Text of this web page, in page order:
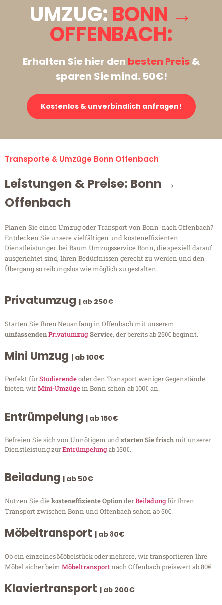
UMZUG: BONN →
OFFENBACH:
Erhalten Sie hier den besten Preis&
sparen Sie mind. 50€!
Kostenlos & unverbindlich anfragen!
Transporte & Umzüge Bonn Offenbach
Leistungen & Preise: Bonn →
Offenbach
Planen Sie einen Umzug oder Transport von Bonn nach Offenbach?
Entdecken Sie unsere vielfältigen und kosteneffizienten
Dienstleistungen bei Baum Umzugsservice Bonn, die speziell darauf
ausgerichtet sind, Ihren Bedürfnissen gerecht zu werden und den
Übergang so reibungslos wie möglich zu gestalten.
Privatumzug | ab 250€
Starten Sie Ihren Neuanfang in Offenbach mit unserem
umfassendenPrivatumzugService, der bereits ab 250€ beginnt.
Mini Umzug | ab 100€
Perfekt fürStudierendeoder den Transport weniger Gegenstände
bieten wirMini-Umzügein Bonn schon ab 100€ an.
Entrümpelung | ab 150€
Befreien Sie sich von Unnötigem undstarten Sie frischmit unserer
Dienstleistung zurEntrümpelungab 150€.
Beiladung | ab 50€
Nutzen Sie diekosteneffiziente OptionderBeiladungfür Ihren
Transport zwischen Bonn und Offenbach schon ab 50€.
Möbeltransport | ab 80€
Ob ein einzelnes Möbelstück oder mehrere, wir transportieren Ihre
Möbel sicher beim Möbeltransportnach Offenbach preiswert ab 80€.
Klaviertransport | ab 200€